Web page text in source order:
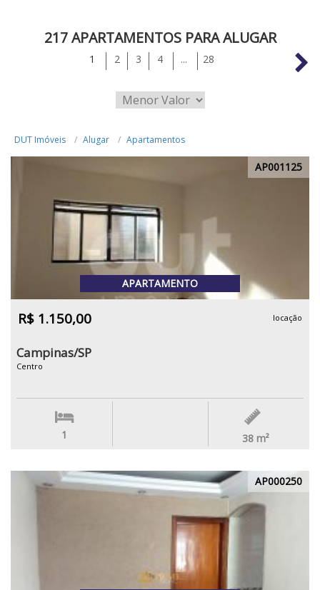
217 APARTAMENTOS PARA ALUGAR
1 2 3 4 ... 28
DUT Imóveis Alugar Apartamentos
AP001125
APARTAMENTO
R$ 1.150,00 locação
Campinas/SP
Centro
1 38 m²
AP000250